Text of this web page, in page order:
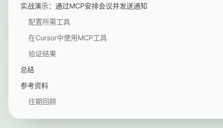
实战演示：通过MCP安排会议并发送通知
配置所需工具
在Cursor中使用MCP工具
验证结果
总结
参考资料
往期回顾